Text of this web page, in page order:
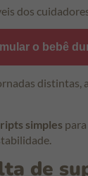
dos
o bebê
distintas,
simples
de